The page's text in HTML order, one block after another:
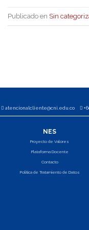
Publicado en Sin
atencionalcliente@cni.edu.co
NES
Proyecto de Valores
Plataforma Docente
Contacto
Política de Tratamiento de Datos